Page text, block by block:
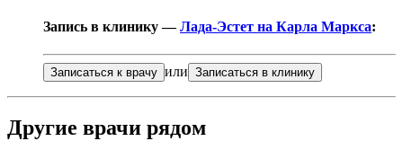
Запись в клинику —Лада-Эстет на Карла Маркса:
Записаться к врачу или Записаться в клинику
Другие врачи рядом